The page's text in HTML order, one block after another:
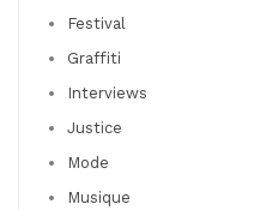
Festival
Graffiti
Interviews
Justice
Mode
Musique